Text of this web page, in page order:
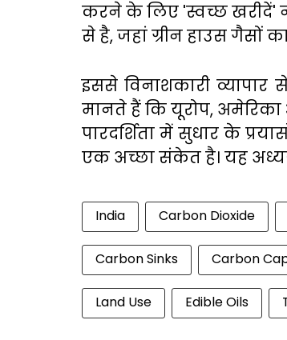
करने के लिए 'स्वच्छ खरीदें'
से है, जहां ग्रीन हाउस गैसों
इससे विनाशकारी
मानते हैं कि यूरोप, अमेरिका
पारदर्शिता में सुधार के
एक अच्छा संकेत है। यह
India Carbon Dioxide
Carbon Sinks Carbon
Land Use Edible Oils